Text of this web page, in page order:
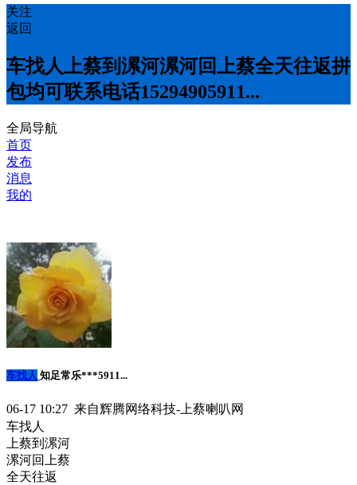
关注
返回
车找人上蔡到漯河漯河回上蔡全天往返拼
包均可联系电话15294905911...
全局导航
首页
发布
消息
我的
车找人 知足常乐***5911...
06-17 10:27 来自辉腾网络科技-上蔡喇叭网
车找人
上蔡到漯河
漯河回上蔡
全天往返